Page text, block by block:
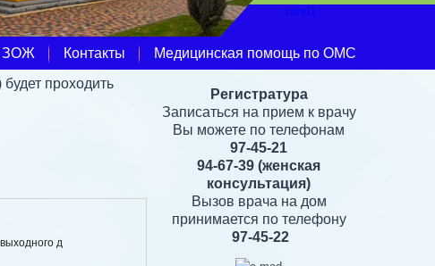
ЗОЖ Контакты
Медицинская помощь по ОМС
проходить
д
Регистратура
Записаться на прием к врачу
Вы можете по телефонам
97-45-21
94-67-39 (женская
консультация)
Вызов врача на дом
принимается по телефону
97-45-22